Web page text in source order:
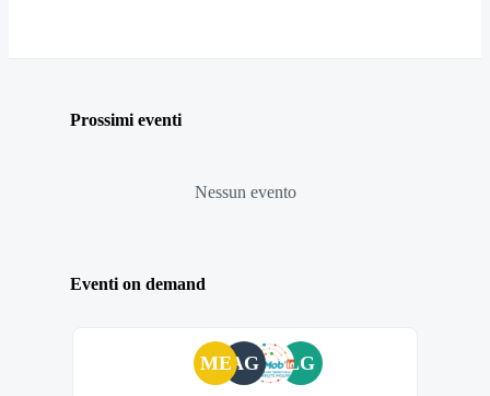
Prossimi eventi
Nessun evento
Eventi on demand
MEAG LG